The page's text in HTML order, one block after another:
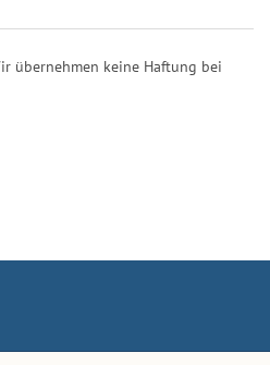
übernehmen keine Haftung bei